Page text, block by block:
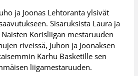
ja Joonas Lehtoranta ylsivät
Sisaruksista Laura ja
Korisliigan mestaruuden
riveissä, Juhon ja Joonaksen
Karhu Basketille sen
liigamestaruuden.